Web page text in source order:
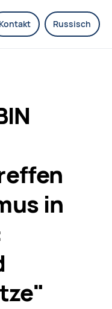
Kontakt Russisch
in